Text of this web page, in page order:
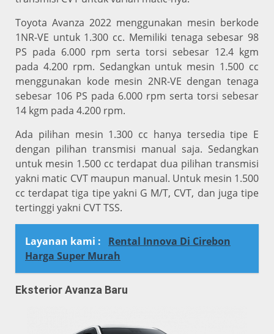
Toyota Avanza 2022 menggunakan mesin berkode
1NR-VE untuk 1.300 cc. Memiliki tenaga sebesar 98
PS pada 6.000 rpm serta torsi sebesar 12.4 kgm
pada 4.200 rpm. Sedangkan untuk mesin 1.500 cc
menggunakan kode mesin 2NR-VE dengan tenaga
sebesar 106 PS pada 6.000 rpm serta torsi sebesar
14 kgm pada 4.200 rpm.
Ada pilihan mesin 1.300 cc hanya tersedia tipe E
dengan pilihan transmisi manual saja. Sedangkan
untuk mesin 1.500 cc terdapat dua pilihan transmisi
yakni matic CVT maupun manual. Untuk mesin 1.500
cc terdapat tiga tipe yakni G M/T, CVT, dan juga tipe
tertinggi yakni CVT TSS.
Layanan kami :
Rental Innova Di Cirebon
Harga Super Murah
Eksterior Avanza Baru